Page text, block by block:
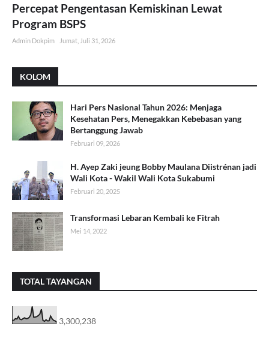
Percepat Pengentasan Kemiskinan Lewat
Program BSPS
Admin Dokpim Jumat, Juli 31, 2026
KOLOM
Hari Pers Nasional Tahun 2026: Menjaga
Kesehatan Pers, Menegakkan Kebebasan yang
Bertanggung Jawab
Februari 09, 2026
H. Ayep Zaki jeung Bobby Maulana Diistrénan jadi
Wali Kota - Wakil Wali Kota Sukabumi
Februari 20, 2025
Transformasi Lebaran Kembali ke Fitrah
Mei 14, 2022
TOTAL TAYANGAN
3,300,238